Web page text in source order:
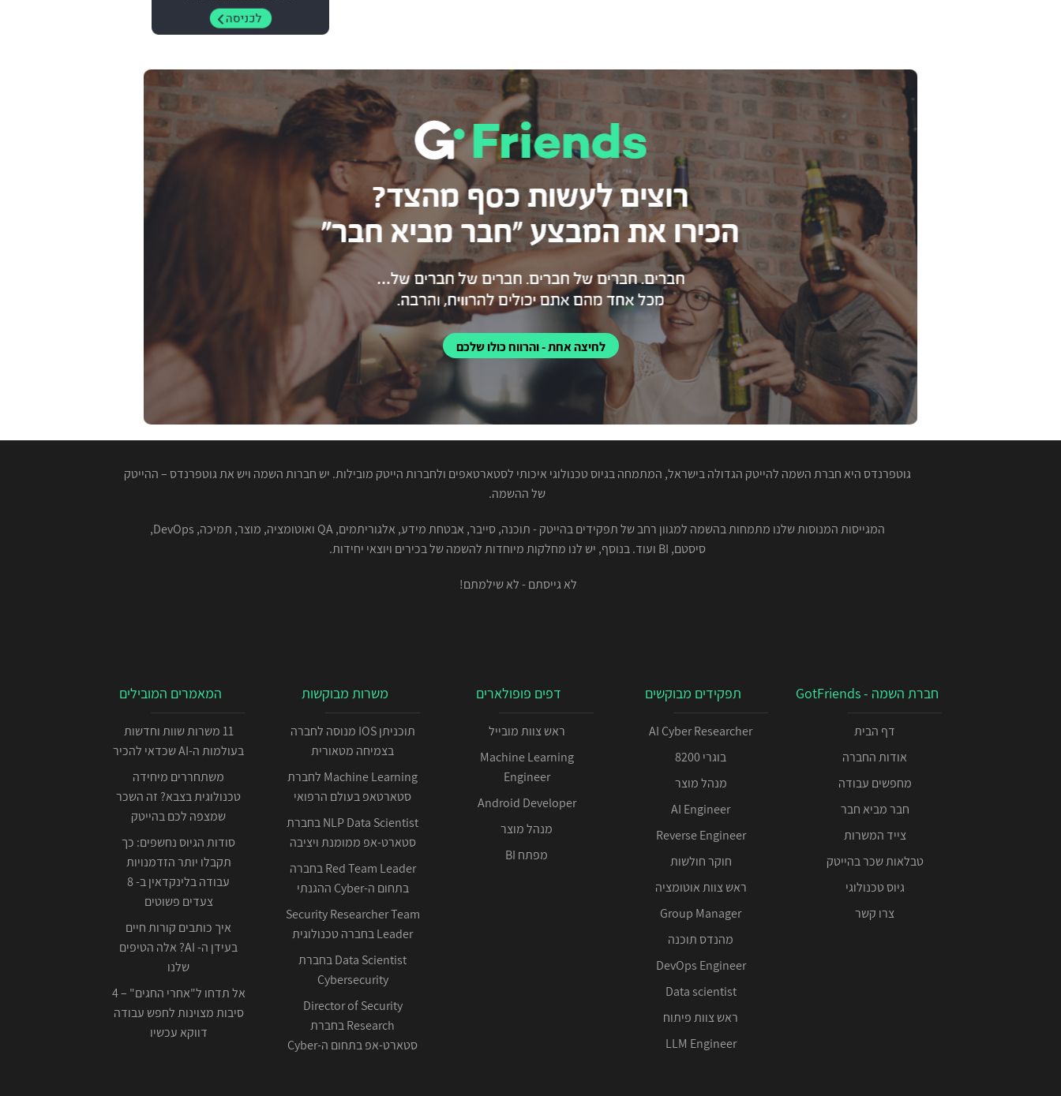
לחיצה אחת - והרווח כולו שלכם
גוטפרנדס היא חברת השמה להייטק הגדולה בישראל, המתמחה בגיוס טכנולוגי איכותי לסטארטאפים ולחברות הייטק מובילות. יש חברות השמה ויש את גוטפרנדס – ההייטק
של ההשמה.
המגייסות המנוסות שלנו מתמחות בהשמה למגוון רחב של תפקידים בהייטק - תוכנה, סייבר, אבטחת מידע, אלגוריתמים, QA ואוטומציה, מוצר, תמיכה, DevOps,
סיסטם, BI ועוד. בנוסף, יש לנו מחלקות מיוחדות להשמה של בכירים ויוצאי יחידות.
לא גייסתם - לא שילמתם!
חברת השמה - GotFriends
דף הבית
אודות החברה
מחפשים עבודה
חבר מביא חבר
צייד המשרות
טבלאות שכר בהייטק
גיוס טכנולוגי
צרו קשר
תפקידים מבוקשים
AI Cyber Researcher
בוגרי 8200
מנהל מוצר
AI Engineer
Reverse Engineer
חוקר חולשות
ראש צוות אוטומציה
Group Manager
מהנדס תוכנה
DevOps Engineer
Data scientist
ראש צוות פיתוח
LLM Engineer
דפים פופולארים
ראש צוות מובייל
Machine Learning
Engineer
Android Developer
מנהל מוצר
מפתח BI
משרות מבוקשות
תוכניתן IOS מנוסה לחברה
בצמיחה מטאורית
Machine Learning לחברת
סטארטאפ בעולם הרפואי
NLP Data Scientist בחברת
סטארט-אפ ממומנת ויציבה
Red Team Leader בחברה
בתחום ה-Cyber ההגנתי
Security Researcher Team
Leader בחברה טכנולוגית
Data Scientist בחברת
Cybersecurity
Director of Security
Research בחברת
סטארט-אפ בתחום ה-Cyber
המאמרים המובילים
11 משרות שוות וחדשות
בעולמות ה-AI שכדאי להכיר
משתחררים מיחידה
טכנולוגית בצבא? זה השכר
שמצפה לכם בהייטק
סודות הגיוס נחשפים: כך
תקבלו יותר הזדמנויות
עבודה בלינקדאין ב- 8
צעדים פשוטים
איך כותבים קורות חיים
בעידן ה- AI? אלה הטיפים
שלנו
אל תדחו ל"אחרי החגים" – 4
סיבות מצוינות לחפש עבודה
דווקא עכשיו